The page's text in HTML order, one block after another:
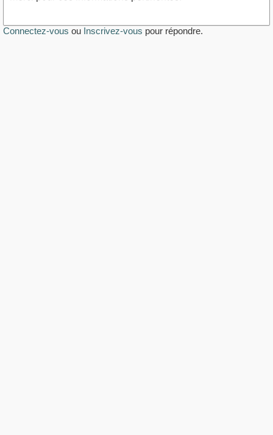
Connectez-vous ou Inscrivez-vous pour répondre.